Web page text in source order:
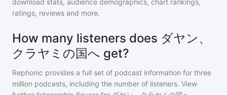
download stats, audience demographics, chart rankings,
ratings, reviews and more.
How many listeners does ダヤン、
クラヤミの国へ get?
Rephonic provides a full set of podcast information for three
million podcasts, including the number of listeners. View